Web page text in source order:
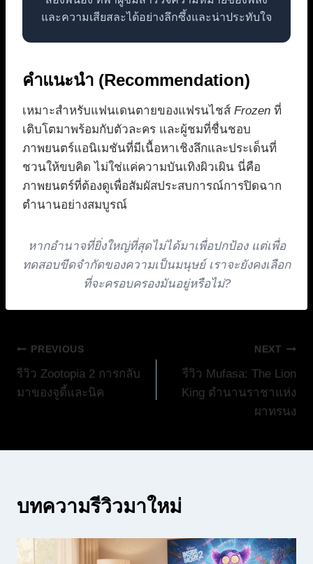
และความเสียสละได้อย่างลึกซึ้งและน่าประทับใจ
คำแนะนำ (Recommendation)
เหมาะสำหรับแฟนเดนตายของแฟรนไชส์ Frozen ที่
เติบโตมาพร้อมกับตัวละคร และผู้ชมที่ชื่นชอบ
ภาพยนตร์แอนิเมชันที่มีเนื้อหาเชิงลึกและประเด็นที่
ชวนให้ขบคิด ไม่ใช่แค่ความบันเทิงผิวเผิน นี่คือ
ภาพยนตร์ที่ต้องดูเพื่อสัมผัสประสบการณ์การปิดฉาก
ตำนานอย่างสมบูรณ์
หากอำนาจที่ยิ่งใหญ่ที่สุดไม่ได้มาเพื่อปกป้อง แต่เพื่อ
ทดสอบขีดจำกัดของความเป็นมนุษย์ เราจะยังคงเลือก
ที่จะครอบครองมันอยู่หรือไม่?
แนะแนว
เรื่อง
PREVIOUS
รีวิว Zootopia 2 การกลับ
มาของจูดี้และนิค
NEXT
รีวิว Mufasa: The Lion
King ตำนานราชาแห่ง
ผาทรนง
บทความรีวิวมาใหม่